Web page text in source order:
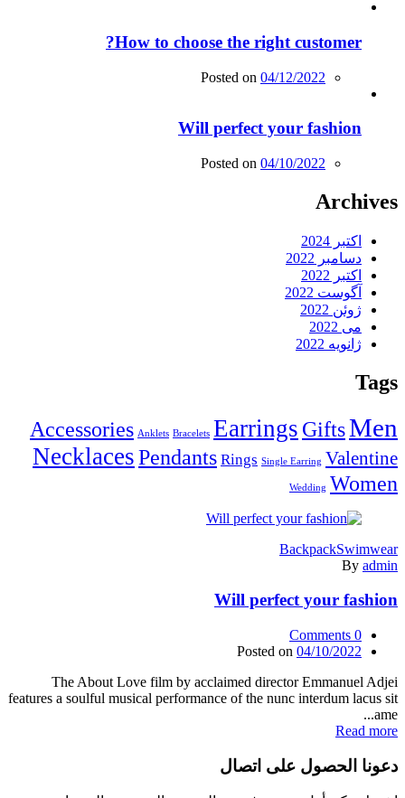
How to choose the right customer?
Posted on 04/12/2022
Will perfect your fashion
Posted on 04/10/2022
Archives
اکتبر 2024
دسامبر 2022
اکتبر 2022
آگوست 2022
ژوئن 2022
می 2022
ژانویه 2022
Tags
Accessories Anklets Bracelets Earrings GiftsMen
NecklacesPendants Rings Single Earring Valentine
Wedding Women
BackpackSwimwear
By admin
Will perfect your fashion
0
Posted on 04/10/2022
The About Love film by acclaimed director Emmanuel Adjei
features a soulful musical performance of the nunc interdum lacus sit
ame...
Read more
دعونا الحصول على اتصال